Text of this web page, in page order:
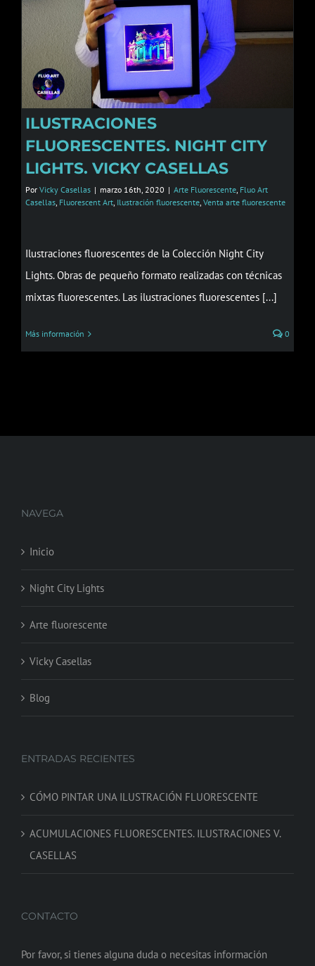
ILUSTRACIONES
FLUORESCENTES. NIGHT CITY
LIGHTS. VICKY CASELLAS
Por Vicky Casellas | marzo 16th, 2020 | Arte Fluorescente, Fluo Art
Casellas, Fluorescent Art, Ilustración fluorescente, Venta arte fluorescente
Ilustraciones fluorescentes de la Colección Night City
Lights. Obras de pequeño formato realizadas con técnicas
mixtas fluorescentes. Las ilustraciones fluorescentes [...]
Más información 0
NAVEGA
Inicio
Night City Lights
Arte fluorescente
Vicky Casellas
Blog
ENTRADAS RECIENTES
CÓMO PINTAR UNA ILUSTRACIÓN FLUORESCENTE
ACUMULACIONES FLUORESCENTES. ILUSTRACIONES V.
CASELLAS
CONTACTO
Por favor, si tienes alguna duda o necesitas información